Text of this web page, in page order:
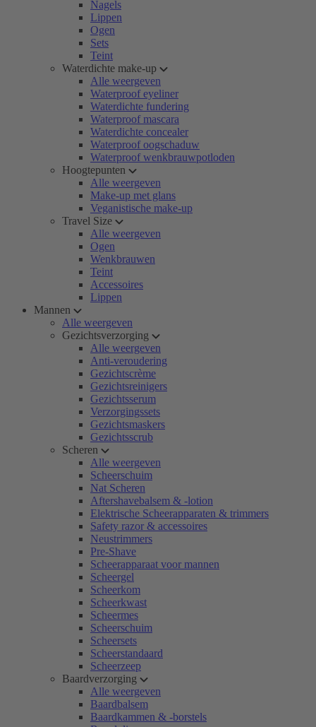
Nagels
Lippen
Ogen
Sets
Teint
Waterdichte make-up
Alle weergeven
Waterproof eyeliner
Waterdichte fundering
Waterproof mascara
Waterdichte concealer
Waterproof oogschaduw
Waterproof wenkbrauwpotloden
Hoogtepunten
Alle weergeven
Make-up met glans
Veganistische make-up
Travel Size
Alle weergeven
Ogen
Wenkbrauwen
Teint
Accessoires
Lippen
Mannen
Alle weergeven
Gezichtsverzorging
Alle weergeven
Anti-veroudering
Gezichtscrème
Gezichtsreinigers
Gezichtsserum
Verzorgingssets
Gezichtsmaskers
Gezichtsscrub
Scheren
Alle weergeven
Scheerschuim
Nat Scheren
Aftershavebalsem & -lotion
Elektrische Scheerapparaten & trimmers
Safety razor & accessoires
Neustrimmers
Pre-Shave
Scheerapparaat voor mannen
Scheergel
Scheerkom
Scheerkwast
Scheermes
Scheerschuim
Scheersets
Scheerstandaard
Scheerzeep
Baardverzorging
Alle weergeven
Baardbalsem
Baardkammen & -borstels